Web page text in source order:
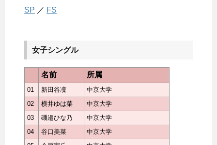
SP ／ FS
女子シングル
名前 所属
01 新田谷凜
中京大学
02
横井ゆは菜
中京大学
03
磯邉ひな乃
中京大学
04
谷口美菜
中京大学